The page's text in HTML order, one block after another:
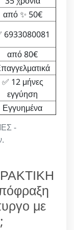
-
από ✨ 50€
6933080081
από 80€
✅ 12 μήνες
εγγύηση
Εγγυημένα
με